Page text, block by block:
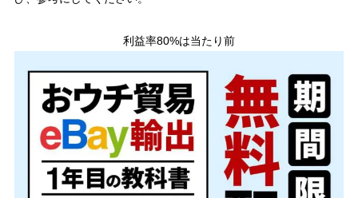
利益率80%は当たり前